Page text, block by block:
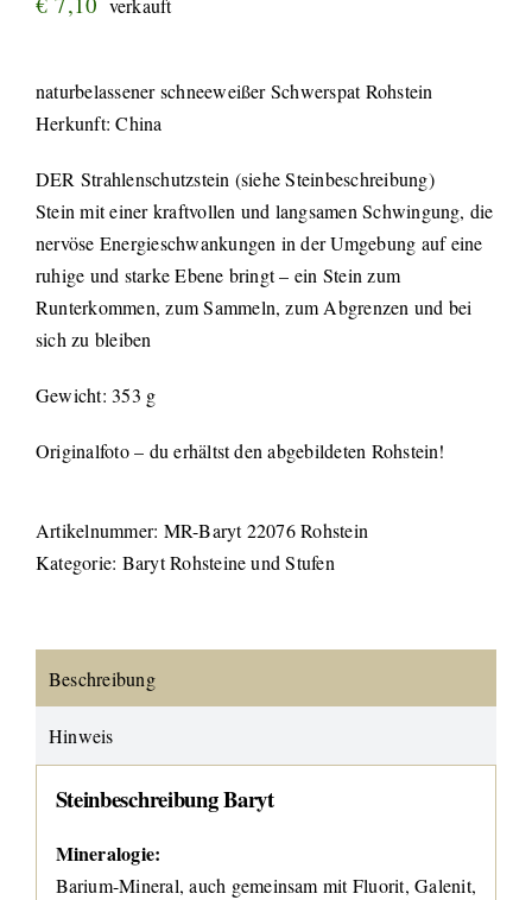
verkauft
naturbelassener schneeweißer Schwerspat Rohstein
Herkunft: China
DER Strahlenschutzstein (siehe Steinbeschreibung)
Stein mit einer kraftvollen und langsamen Schwingung, die
nervöse Energieschwankungen in der Umgebung auf eine
ruhige und starke Ebene bringt – ein Stein zum
Runterkommen, zum Sammeln, zum Abgrenzen und bei
sich zu bleiben
Gewicht: 353 g
Originalfoto – du erhältst den abgebildeten Rohstein!
Artikelnummer: MR-Baryt 22076 Rohstein
Kategorie: Baryt Rohsteine und Stufen
Beschreibung
Hinweis
Steinbeschreibung Baryt
Mineralogie:
Barium-Mineral, auch gemeinsam mit Fluorit, Galenit,